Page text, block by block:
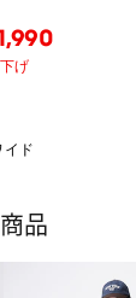
げ
イド
品